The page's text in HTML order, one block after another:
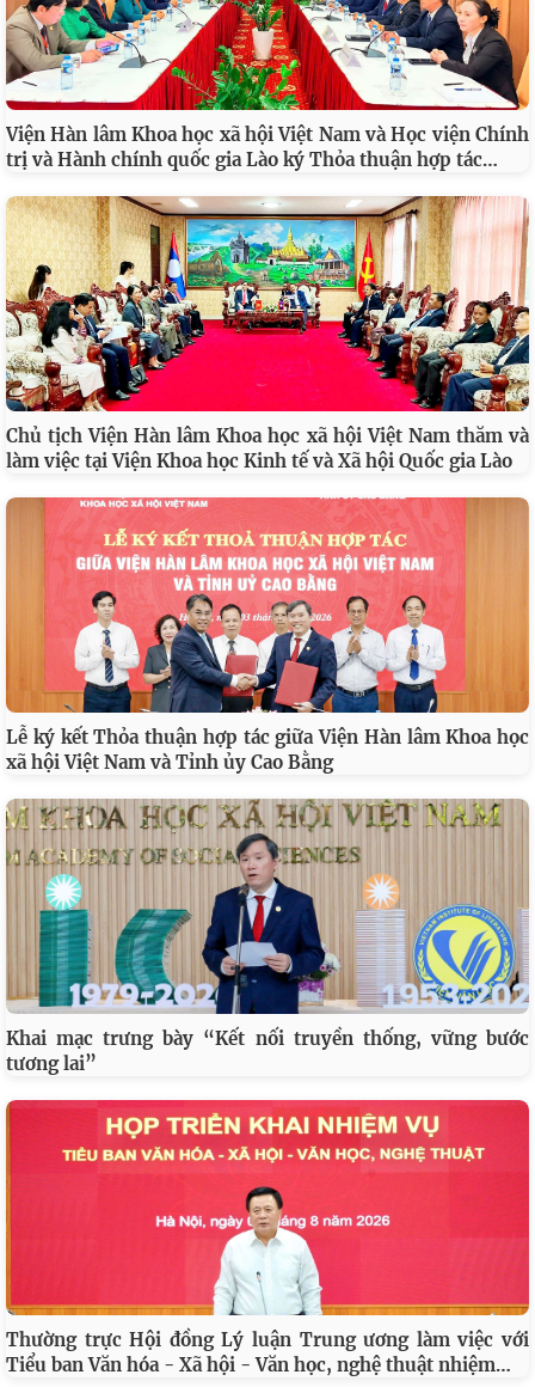
Đối thoại ICWA – VASS lần thứ 6: Thúc đẩy quan hệ Đối
tác Chiến lược Toàn diện tăng cường Việt Nam – Ấn Độ
Hội thảo khoa học quốc tế: “Nền kinh tế độc lập, tự chủ:
Sáng kiến của Cộng hòa Dân chủ Nhân dân Lào và bài học
Bản tin Đài Truyền hình Hà Nội: Lễ Khai mạc trưng bày
"Kết nối truyền thống - Vững bước tương lai"
Viện Hàn lâm Khoa học xã hội Việt Nam và Học viện Chính
trị và Hành chính quốc gia Lào ký Thỏa thuận hợp tác